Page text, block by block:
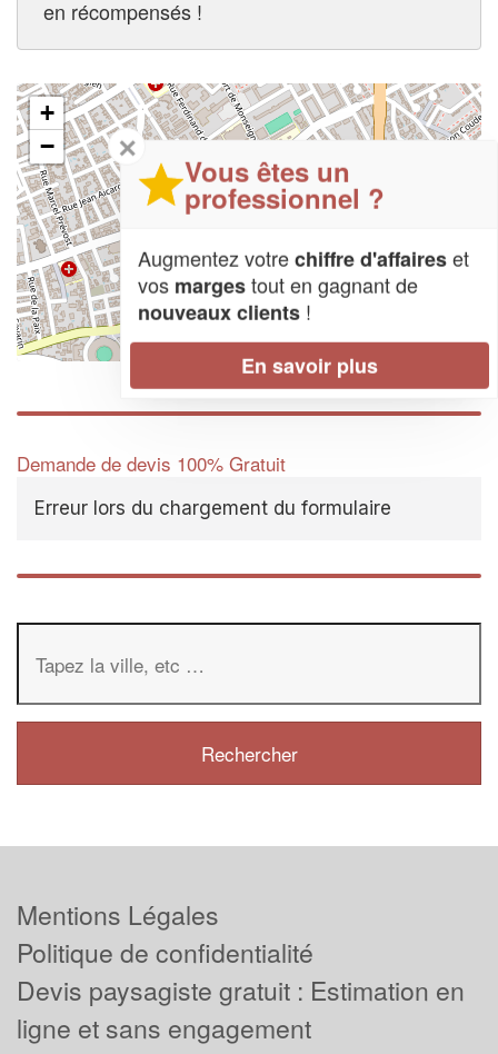
en récompensés !
+
−
Demande de devis 100% Gratuit
Erreur lors du chargement du formulaire
✕
Vous êtes un
professionnel ?
Augmentez votrechiffre d'affaireset
vos margestout en gagnant de
nouveaux clients !
En savoir plus
Mentions Légales
Politique de confidentialité
Devis paysagiste gratuit : Estimation en
ligne et sans engagement